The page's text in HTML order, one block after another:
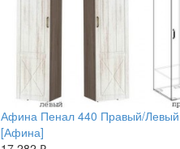
Афина Пенал 440 Правый/Левый
[Афина]